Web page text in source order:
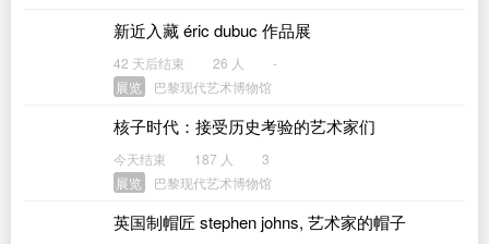
新近入藏 éric dubuc 作品展
42 天后结束 26 人
-
展览
巴黎现代艺术博物馆
核子时代：接受历史考验的艺术家们
今天结束 187 人
3
展览
巴黎现代艺术博物馆
英国制帽匠 stephen johns, 艺术家的帽子